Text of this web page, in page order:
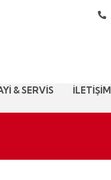
& SERVİS İLETİŞİM